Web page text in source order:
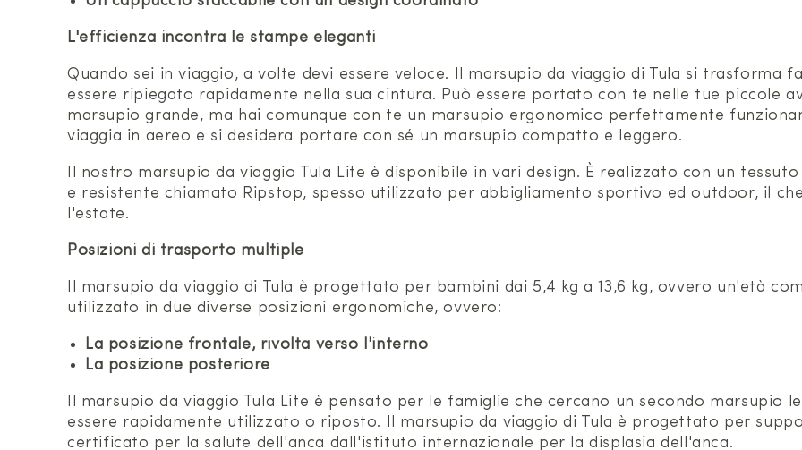
L'efficienza incontra le stampe eleganti
Quando sei in viaggio, a volte devi essere veloce. Il marsupio da viaggio di Tula si trasforma
essere ripiegato rapidamente nella sua cintura. Può essere portato con te nelle tue piccole
marsupio grande, ma hai comunque con te un marsupio ergonomico perfettamente
viaggia in aereo e si desidera portare con sé un marsupio compatto e leggero.
Il nostro marsupio da viaggio Tula Lite è disponibile in vari design. È realizzato con un
e resistente chiamato Ripstop, spesso utilizzato per abbigliamento sportivo ed outdoor, il
l'estate.
Posizioni di trasporto multiple
Il marsupio da viaggio di Tula è progettato per bambini dai 5,4 kg a 13,6 kg, ovvero un'età
utilizzato in due diverse posizioni ergonomiche, ovvero:
La posizione frontale, rivolta verso l'interno
La posizione posteriore
Il marsupio da viaggio Tula Lite è pensato per le famiglie che cercano un secondo marsupio
essere rapidamente utilizzato o riposto. Il marsupio da viaggio di Tula è progettato per
certificato per la salute dell'anca dall'istituto internazionale per la displasia dell'anca.